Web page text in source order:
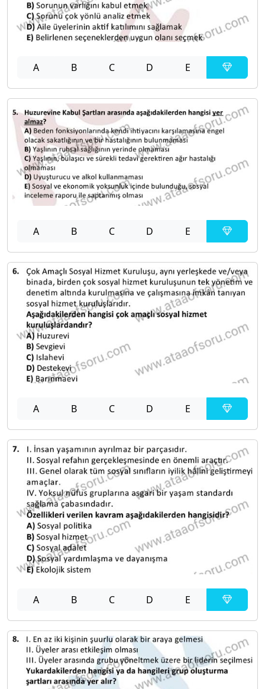
A B C D E
A B C D E
A B C D E
A B C D E